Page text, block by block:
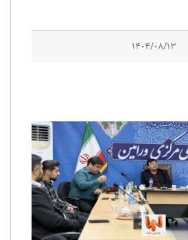
1404/08/13